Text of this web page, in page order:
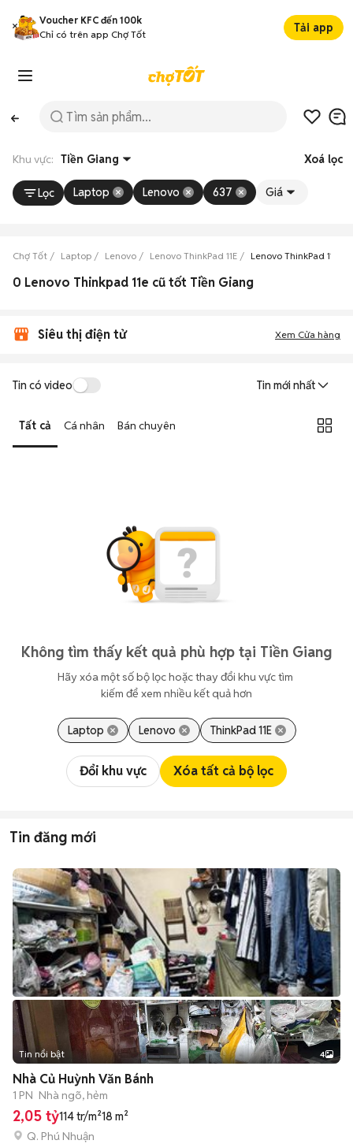
Voucher KFC đến 100k
Chỉ có trên app Chợ Tốt
Tải app
Khu vực: Tiền Giang Xoá lọc
Lọc Laptop Lenovo 637 Giá
Chợ Tốt Laptop Lenovo Lenovo ThinkPad 11E Lenovo ThinkPad 11E
0 Lenovo Thinkpad 11e cũ tốt Tiền Giang
Siêu thị điện tử Xem Cửa hàng
Tin có video Tin mới nhất
Tất cả Cá nhân Bán chuyên
Không tìm thấy kết quả phù hợp tại Tiền Giang
Hãy xóa một số bộ lọc hoặc thay đổi khu vực tìm
kiếm để xem nhiều kết quả hơn
Laptop Lenovo ThinkPad 11E
Đổi khu vực Xóa tất cả bộ lọc
Tin đăng mới
Tin nổi bật 4
Nhà Củ Huỳnh Văn Bánh
1 PN Nhà ngõ, hẻm
2,05 tỷ114 tr/m²18 m²
Q. Phú Nhuận